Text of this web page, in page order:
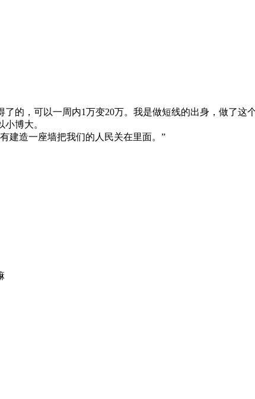
的，可以一周内1万变20万。我是做短线的出身，做了这
博大。
建造一座墙把我们的人民关在里面。”